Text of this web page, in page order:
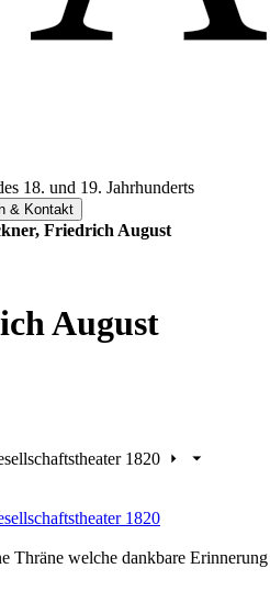
18. und 19. Jahrhunderts
& Kontakt
Friedrich August
August
1820
1820
Thräne welche dankbare